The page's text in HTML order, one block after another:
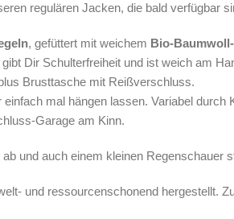
regulären Jacken, die bald verfügbar
, gefüttert mit weichem Bio-
Dir Schulterfreiheit und ist weich am
Brusttasche mit Reißverschluss.
mal hängen lassen. Variabel durch
Garage am Kinn.
und auch einem kleinen Regenschauer
und ressourcenschonend hergestellt.